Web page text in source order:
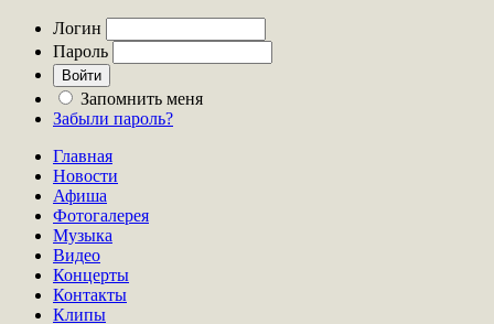
Логин
Пароль
Запомнить меня
Забыли пароль?
Главная
Новости
Афиша
Фотогалерея
Музыка
Видео
Концерты
Контакты
Клипы